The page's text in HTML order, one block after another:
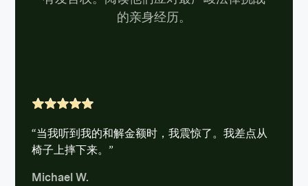
的亲身经历。
“当我听到我的和解金额时，我震惊了。我差点从
椅子上摔下来。”
Michael W.